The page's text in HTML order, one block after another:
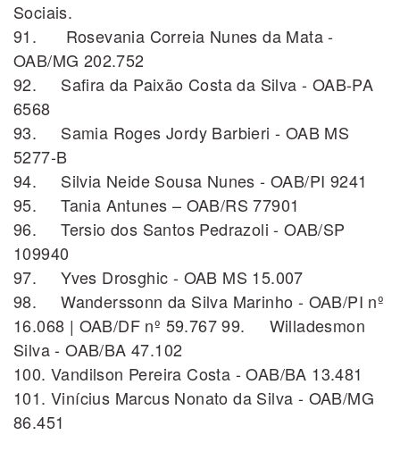
Sociais.
91. Rosevania Correia Nunes da Mata -
OAB/MG 202.752
92. Safira da Paixão Costa da Silva - OAB-PA
6568
93. Samia Roges Jordy Barbieri - OAB MS
5277-B
94. Silvia Neide Sousa Nunes - OAB/PI 9241
95. Tania Antunes – OAB/RS 77901
96. Tersio dos Santos Pedrazoli - OAB/SP
109940
97. Yves Drosghic - OAB MS 15.007
98. Wanderssonn da Silva Marinho - OAB/PI nº
16.068 | OAB/DF nº 59.767 99. Willadesmon
Silva - OAB/BA 47.102
100. Vandilson Pereira Costa - OAB/BA 13.481
101. Vinícius Marcus Nonato da Silva - OAB/MG
86.451